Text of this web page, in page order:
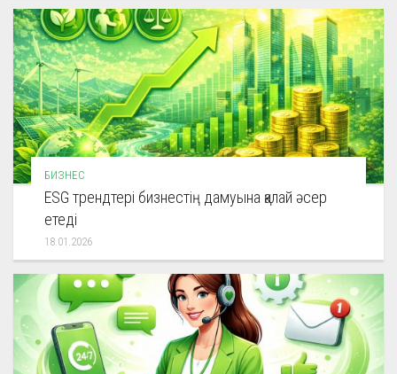
БИЗНЕС
ESG трендтері бизнестің дамуына қалай әсер
етеді
18.01.2026